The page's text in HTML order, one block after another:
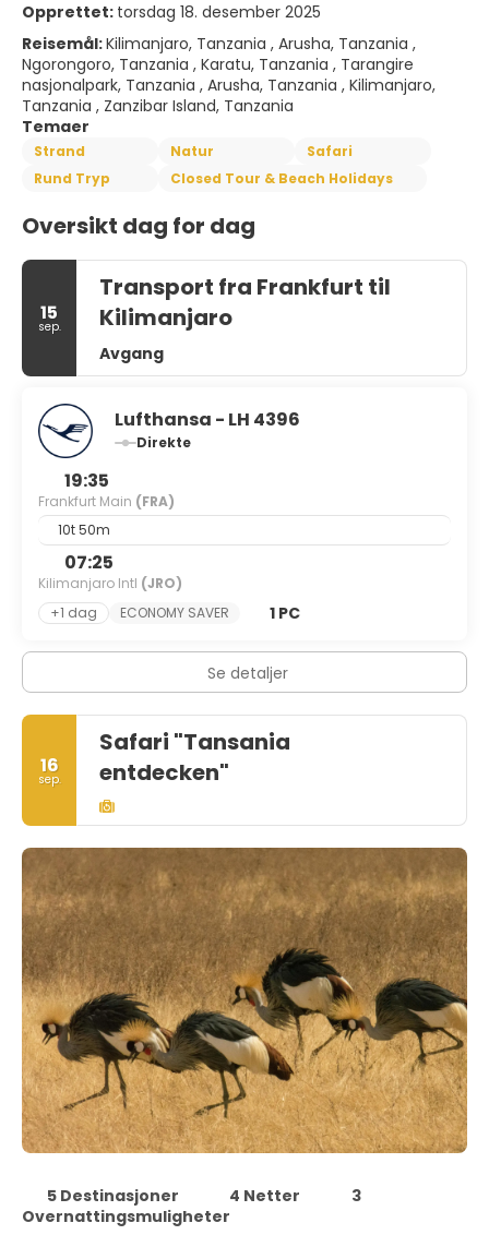
Opprettet: torsdag 18. desember 2025
Reisemål:Kilimanjaro, Tanzania , Arusha, Tanzania ,
Ngorongoro, Tanzania , Karatu, Tanzania , Tarangire
nasjonalpark, Tanzania , Arusha, Tanzania , Kilimanjaro,
Tanzania , Zanzibar Island, Tanzania
Temaer
Strand Natur
Safari
Rund Tryp
Closed Tour & Beach Holidays
Oversikt dag for dag
15
sep.
Transport fra Frankfurt til
Kilimanjaro
Avgang
Lufthansa - LH 4396
Direkte
19:35
Frankfurt Main (FRA)
10t 50m
07:25
Kilimanjaro Intl (JRO)
+1 dag
ECONOMY SAVER 1 PC
Se detaljer
16
sep.
Safari "Tansania
entdecken"
5 Destinasjoner 4 Netter
3
Overnattingsmuligheter